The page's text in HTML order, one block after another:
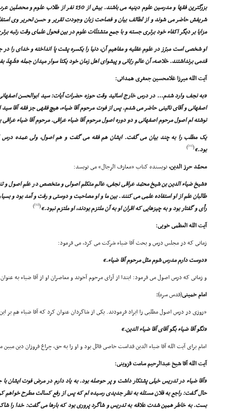
بزرگترین فقها و مدرسین علوم دینیه مى باشند. بیش
شریفش حاضر مى شوند و از لطائف بیان و فصاحت زبان وجودت تقریر و حسن تحریر وى
مزایا بر دیگر اکفاء خود برترى جسته و با جمع متشتتّات علوم در بین فحول علماى وقت رتبه
او شخصى است مبرّز در علوم عقلیه و مفاهیم آن، دنیا را یکسره پشت پا انداخته و خداى را در
قدمى برنداشتند. خلاصه، آن عالم ربّانى و پیشواى اهل زمان خود یکتا سوار میدان جمله «شَهِدَ
آیت الله میرزا غلامحسین جعفرى همدانى:
«به نجف وارد شدم... در درس خارج اساتید وقت حوزه حضرات آیات: سید ابوالحسن
اصفهانى و آقاى نائینى حاضر مى شدم. پس از فوت مرحوم آقا ضیاء، هیچ فقهى جز فقه آقا سید
نوشته ام اصول مرحوم اصفهانى و دو دوره اصول مرحوم آقا ضیاء عراقى. مرحوم آقا ضیاء
یک مطلب را به چند بیان مى گفت. ایشان هم فقه مى گفت و هم اصول، ولى عمده درس
بود.»(
[11]
)
محمّد حرز الدین،نویسنده کتاب «معارف الرجال» مى نویسد:
«شیخ ضیاء الدین بن شیخ محمّد عراقى نجفى، عالم متکلم اصولى و متخصص در علم اصول و
طالبان علم از او استفاده علمى مى کنند. بین ما و او مصاحبت و دوستى و رفت و آمد بود و
رأى و گفتار بود و به چیزهایى که اقران او به آن ملتزم بودند، او ملتزم نبود.»(
[12]
)
آیت الله العظمى خویى:
زمانى که در مجلس درس و بحث آقا ضیاء شرکت مى کرد، مى فرمود:
«دوست دارم مدرس شوم مثل مرحوم آقا ضیاء.»
و زمانى که درس اصول مى فرمود: ابتدا از آراى مرحوم آخوند و معاصران او از آقا ضیاء به
امام خمینى(قدس سره):
«روزى در درس اصول مطلبى را ایراد فرمودند. یکى از شاگردان عنوان کرد که آقا ضیاء هم بر
«نگو آقا ضیاء بگو آقاى آقا ضیاء الدین.»
امام براى آیت الله آقا ضیاء الدین قداست خاصى قائل بود و او را به حق، چراغ فروزان دین
آیت الله آقا شیخ عبدالرحیم سامت قزوینى:
«آقا ضیاء در تدریس خیلى پشتکار داشت و پر حوصله بود. به یاد دارم در مرض فوت ایشان
حال گفت: راجع به فلان مسئله به نظر جدیدى رسیده ام که پس از رفع کسالت مطرح خواهم کرد
بست. به خاطر همین شدت علاقه به تدریس و شاگرد پرورى بود که بارها مى گفت: خدا را